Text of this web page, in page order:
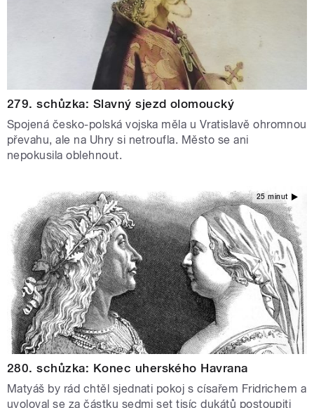
279. schůzka: Slavný sjezd olomoucký
Spojená česko-polská vojska měla u Vratislavě ohromnou
převahu, ale na Uhry si netroufla. Město se ani
nepokusila oblehnout.
25 minut
280. schůzka: Konec uherského Havrana
Matyáš by rád chtěl sjednati pokoj s císařem Fridrichem a
uvoloval se za částku sedmi set tisíc dukátů postoupiti